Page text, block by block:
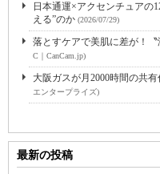
日本通運×アクセンチュアの
える”のか (2026/07/29)
落とすケアで美肌に差が！
C｜CanCam.jp)
大阪ガスが月2000時間の共
エンタープライズ)
最新の投稿